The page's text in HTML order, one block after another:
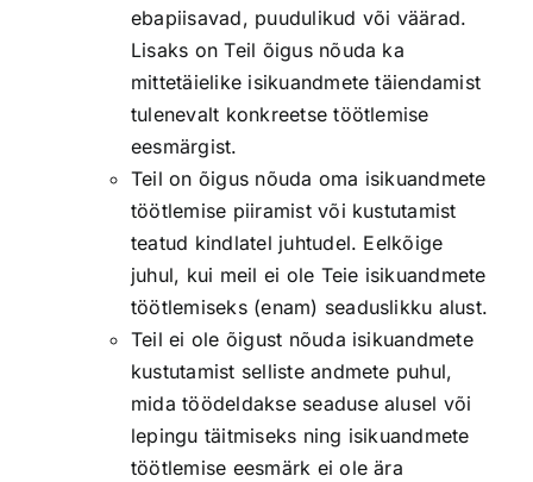
ebapiisavad, puudulikud või väärad.
Lisaks on Teil õigus nõuda ka
mittetäielike isikuandmete täiendamist
tulenevalt konkreetse töötlemise
eesmärgist.
Teil on õigus nõuda oma isikuandmete
töötlemise piiramist või kustutamist
teatud kindlatel juhtudel. Eelkõige
juhul, kui meil ei ole Teie isikuandmete
töötlemiseks (enam) seaduslikku alust.
Teil ei ole õigust nõuda isikuandmete
kustutamist selliste andmete puhul,
mida töödeldakse seaduse alusel või
lepingu täitmiseks ning isikuandmete
töötlemise eesmärk ei ole ära